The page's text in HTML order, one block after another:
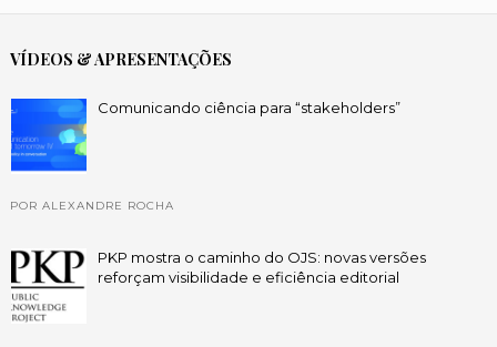
VÍDEOS & APRESENTAÇÕES
Comunicando ciência para “stakeholders”
POR ALEXANDRE ROCHA
PKP mostra o caminho do OJS: novas versões
reforçam visibilidade e eficiência editorial